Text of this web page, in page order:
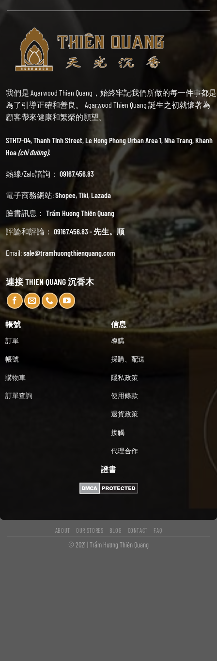
我們是 Agarwood Thien Quang，始終牢記我們所做的每一件事都是
為了引導正確和善良。 Agarwood Thien Quang 誕生之初就懷著為
顧客帶來健康和繁榮的願望。
STH17-04, Thanh Tinh Street, Le Hong Phong Urban Area 1, Nha Trang, Khanh
Hoa(chỉ đường).
熱線/Zalo諮詢： 09167.456.83
電子商務網站:Shopee,Tiki,Lazada
臉書訊息： Trầm Hương Thiên Quang
評論和評論： 09167.456.83 - 先生。顺
Email:sale@tramhuongthienquang.com
連接 THIEN QUANG 沉香木
帳號
訂單
帳號
購物車
訂單查詢
信息
導購
採購、配送
隱私政策
使用條款
退貨政策
接觸
代理合作
證書
ABOUT OUR STORES BLOG CONTACT FAQ
© 2021 | Trầm Hương Thiên Quang